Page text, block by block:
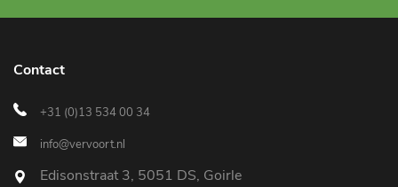
Contact
+31 (0)13 534 00 34
info@vervoort.nl
Edisonstraat 3, 5051 DS, Goirle